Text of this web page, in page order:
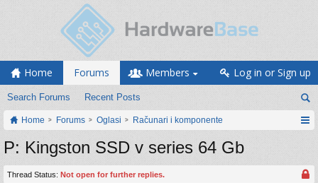
Home Forums
Search Forums Recent Posts
Members Log in or Sign up
Home Forums Oglasi Računari i komponente
P: Kingston SSD v series 64 Gb
Thread Status: Not open for further replies.